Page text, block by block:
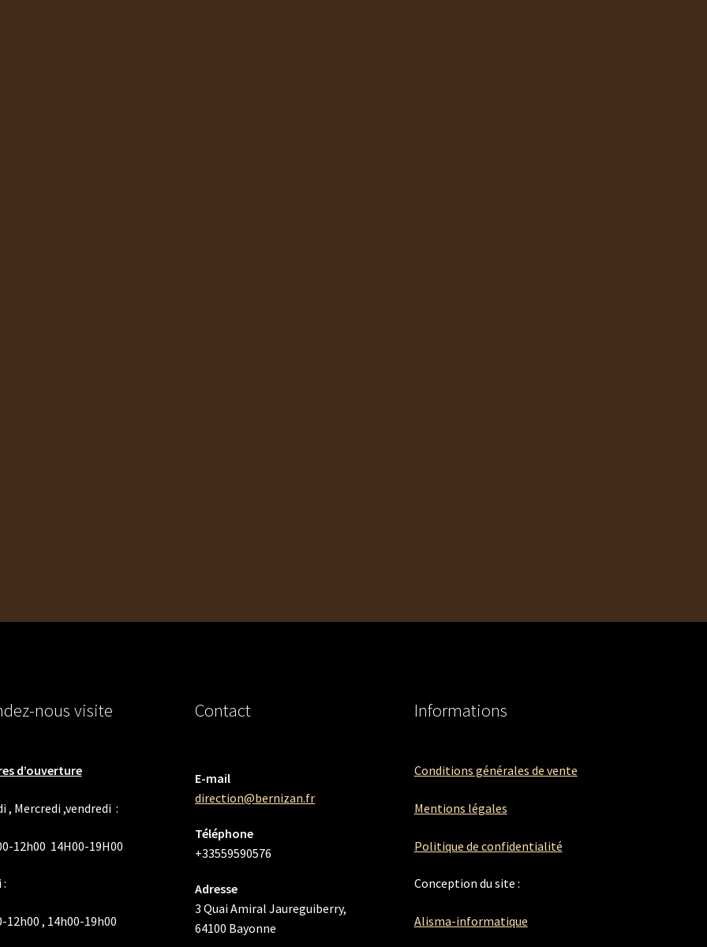
nous visite
d’ouverture
, Mercredi ,vendredi :
12h00 14H00-19H00
:
12h00 , 14h00-19h00
Contact
E-mail
direction@bernizan.fr
Téléphone
+33559590576
Adresse
3 Quai Amiral Jaureguiberry,
64100 Bayonne
Informations
Conditions générales de vente
Mentions légales
Politique de confidentialité
Conception du site :
Alisma-informatique